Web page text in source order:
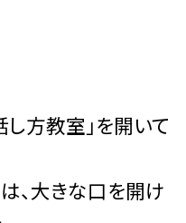
方教室」を開いて
、大きな口を開け